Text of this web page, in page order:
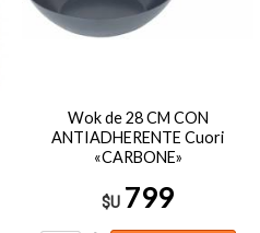
Wok de 28 CM CON
ANTIADHERENTE Cuori
«CARBONE»
$U 799